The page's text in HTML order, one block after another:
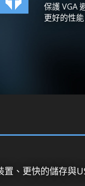
保護 VGA
更好的性
、更快的儲存與